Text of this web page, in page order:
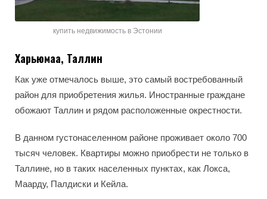
купить недвижимость в Эстонии
Харьюмаа, Таллин
Как уже отмечалось выше, это самый востребованный
район для приобретения жилья. Иностранные граждане
обожают Таллин и рядом расположенные окрестности.
В данном густонаселенном районе проживает около 700
тысяч человек. Квартиры можно приобрести не только в
Таллине, но в таких населенных пунктах, как Локса,
Маарду, Палдиски и Кейла.